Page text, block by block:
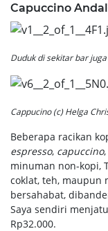
Capuccino
Duduk di sekitar bar
Cappucino (c) Helga
Beberapa racikan
espresso, capuccino
minuman non-kopi,
coklat, teh, maupun
bersahabat,
Saya sendiri
Rp32.000.